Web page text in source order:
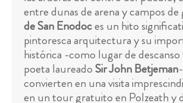
entre dunas de arena y campos
de San Enodoces un hito
pintoresca arquitectura y su
histórica -como lugar de
poeta laureadoSir John Betjeman
convierten en una visita
en un tour gratuito en Polzeath y